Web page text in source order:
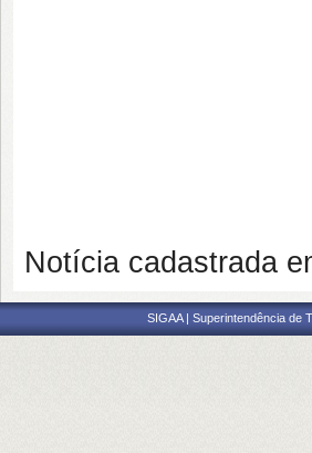
Notícia cadastrada
SIGAA | Superintendência de